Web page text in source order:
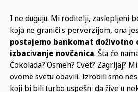
I ne duguju. Mi roditelji, zaslepljeni
koja ne graniči s perverzijom, ona
postajemo bankomat doživotno
izbacivanje novčanica. Šta će
Čokolada? Osmeh? Cvet? Zagrljaj?
ovome svetu obavili. Izrodili smo
koji bi bili turbo uspešni da žive u